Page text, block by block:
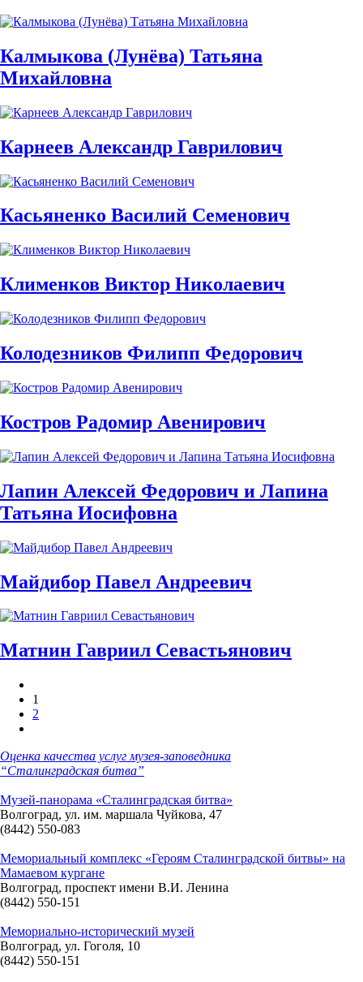
Калмыкова (Лунёва) Татьяна
Михайловна
Карнеев Александр Гаврилович
Касьяненко Василий Семенович
Клименков Виктор Николаевич
Колодезников Филипп Федорович
Костров Радомир Авенирович
Лапин Алексей Федорович и Лапина
Татьяна Иосифовна
Майдибор Павел Андреевич
Матнин Гавриил Севастьянович
1
2
Оценка качества услуг музея-заповедника
“Сталинградская битва”
Музей-панорама «Сталинградская битва»
Волгоград, ул. им. маршала Чуйкова, 47
(8442) 550-083
Мемориальный комплекс «Героям Сталинградской битвы» на
Мамаевом кургане
Волгоград, проспект имени В.И. Ленина
(8442) 550-151
Мемориально-исторический музей
Волгоград, ул. Гоголя, 10
(8442) 550-151